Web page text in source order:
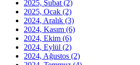
2025, Şubat (2)
2025, Ocak (2)
2024, Aralık (3)
2024, Kasım (6)
2024, Ekim (6)
2024, Eylül (2)
2024, Ağustos (2)